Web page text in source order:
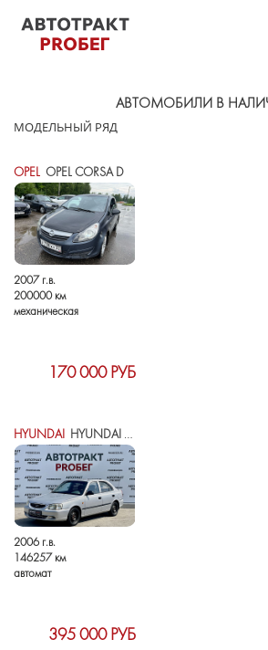
АВТОМОБИЛИ В
МОДЕЛЬНЫЙ РЯД
OPEL OPEL CORSA D
2007 г.в.
200000 км
механическая
170 000 РУБ
HYUNDAI HYUNDAI ACCENT II
2006 г.в.
146257 км
автомат
395 000 РУБ